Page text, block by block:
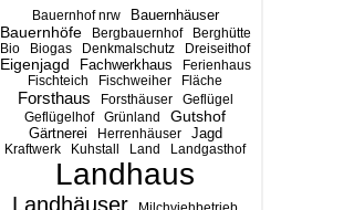
Bauernhof nrw Bauernhäuser
Bauernhöfe Bergbauernhof
Berghütte
Bio
Biogas Denkmalschutz Dreiseithof
Eigenjagd Fachwerkhaus
Ferienhaus
Fischteich
Fischweiher Fläche
Forsthaus Forsthäuser
Geflügel
Geflügelhof
Grünland
Gutshof
Gärtnerei
Herrenhäuser Jagd
Kraftwerk Kuhstall Land Landgasthof
Landhaus
Landhäuser